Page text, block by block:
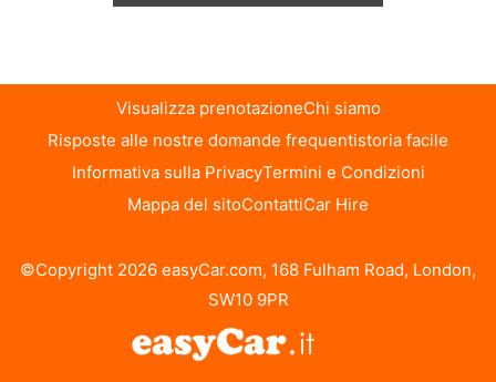
Visualizza prenotazioneChi siamo
Risposte alle nostre domande frequentistoria facile
Informativa sulla PrivacyTermini e Condizioni
Mappa del sitoContattiCar Hire
©Copyright 2026 easyCar.com, 168 Fulham Road, London,
SW10 9PR